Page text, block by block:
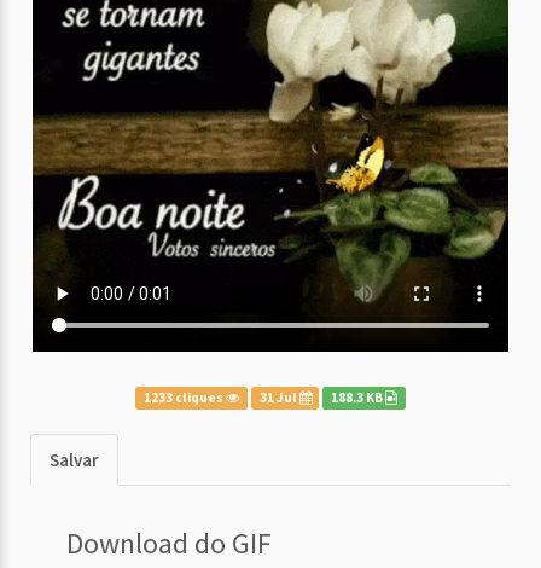
1233 cliques 31 Jul 188.3 KB
Salvar
Download do GIF